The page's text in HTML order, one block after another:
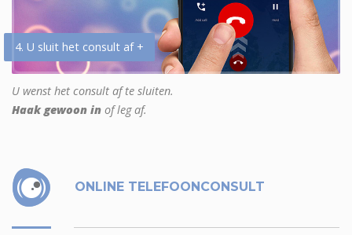
4. U sluit het consult af +
U wenst het consult af te sluiten.
Haak gewoon in of leg af.
ONLINE TELEFOONCONSULT